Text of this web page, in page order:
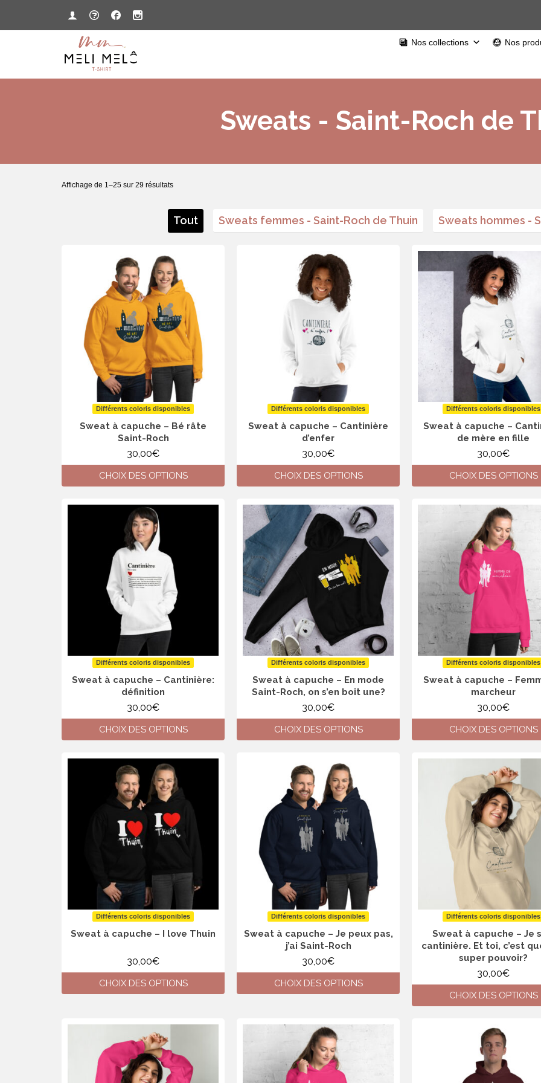
Nos collections Nos
Sweats - Saint-Roch de
Affichage de 1–25 sur 29 résultats
Tout Sweats femmes - Saint-Roch de Thuin Sweats hommes -
Différents coloris disponibles
Sweat à capuche – Bé râte
Saint-Roch
30,00€
CHOIX DES OPTIONS
produit
a
plusieurs
variations.
Les
options
peuvent
être
choisies
la
page
du
produit
Différents coloris disponibles
Sweat à capuche – Cantinière
d’enfer
30,00€
CHOIX DES OPTIONS
produit
a
plusieurs
variations.
options
peuvent
être
page
du
produit
Différents coloris disponibles
Sweat à capuche –
de mère en fille
30,00€
CHOIX DES OPTIONS
produit
a
plusieurs
variations.
Les
peuvent
la
page
du
produit
Différents coloris disponibles
Sweat à capuche – Cantinière:
définition
30,00€
CHOIX DES OPTIONS
produit
plusieurs
variations.
Les
options
peuvent
page
du
produit
Différents coloris disponibles
Sweat à capuche – En mode
Saint-Roch, on s’en boit une?
30,00€
CHOIX DES OPTIONS
plusieurs
variations.
Les
options
peuvent
page
du
produit
Différents coloris disponibles
Sweat à capuche –
marcheur
30,00€
CHOIX DES OPTIONS
produit
a
plusieurs
variations.
Les
options
peuvent
être
choisies
sur
la
produit
Différents coloris disponibles
Sweat à capuche – I love Thuin
30,00€
CHOIX DES OPTIONS
a
plusieurs
variations.
Les
options
Différents coloris disponibles
Sweat à capuche – Je peux pas,
j’ai Saint-Roch
30,00€
CHOIX DES OPTIONS
a
plusieurs
variations.
Les
options
Différents coloris disponibles
Sweat à capuche – Je
cantinière. Et toi, c’est
super pouvoir?
30,00€
CHOIX DES OPTIONS
a
plusieurs
variations.
Les